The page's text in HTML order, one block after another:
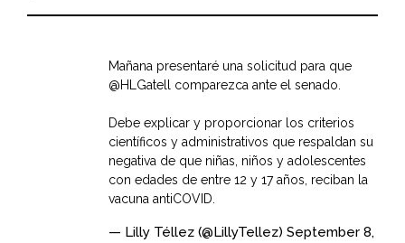
Mañana presentaré una solicitud para que
@HLGatell comparezca ante el senado.
Debe explicar y proporcionar los criterios
científicos y administrativos que respaldan su
negativa de que niñas, niños y adolescentes
con edades de entre 12 y 17 años, reciban la
vacuna antiCOVID.
— Lilly Téllez (@LillyTellez) September 8,